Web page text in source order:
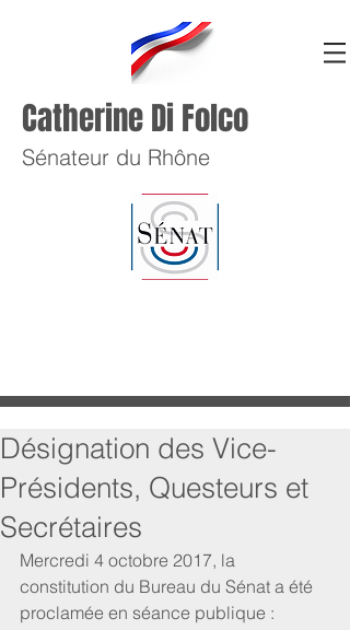
Catherine Di Folco
Sénateur du Rhône
Désignation des Vice-
Présidents, Questeurs et
Secrétaires
Mercredi 4 octobre 2017, la
constitution du Bureau du Sénat a été
proclamée en séance publique :